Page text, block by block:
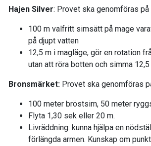
Hajen Silver: Provet ska genomföras
100 m valfritt simsätt på mage
på djupt vatten
12,5 m i magläge, gör en rotation
utan att röra botten och simma 12,5
Bronsmärket: Provet ska genomföras
100 meter bröstsim, 50 meter
Flyta 1,30 sek eller 20 m.
Livräddning: kunna hjälpa en
förlängda armen. Kunskap om